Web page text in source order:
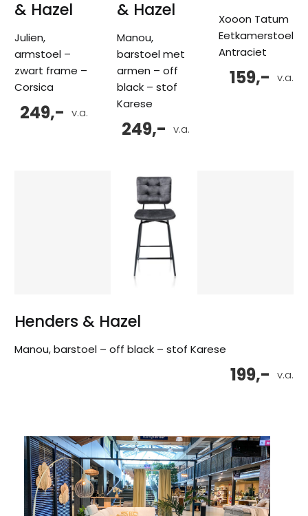
& Hazel
Julien,
armstoel –
zwart frame –
Corsica
v.a.
249,-
& Hazel
Manou,
barstoel met
armen – off
black – stof
Karese
v.a.
249,-
Xooon Tatum
Eetkamerstoel
Antraciet
v.a.
159,-
Henders & Hazel
Manou, barstoel – off black – stof Karese
v.a.
199,-